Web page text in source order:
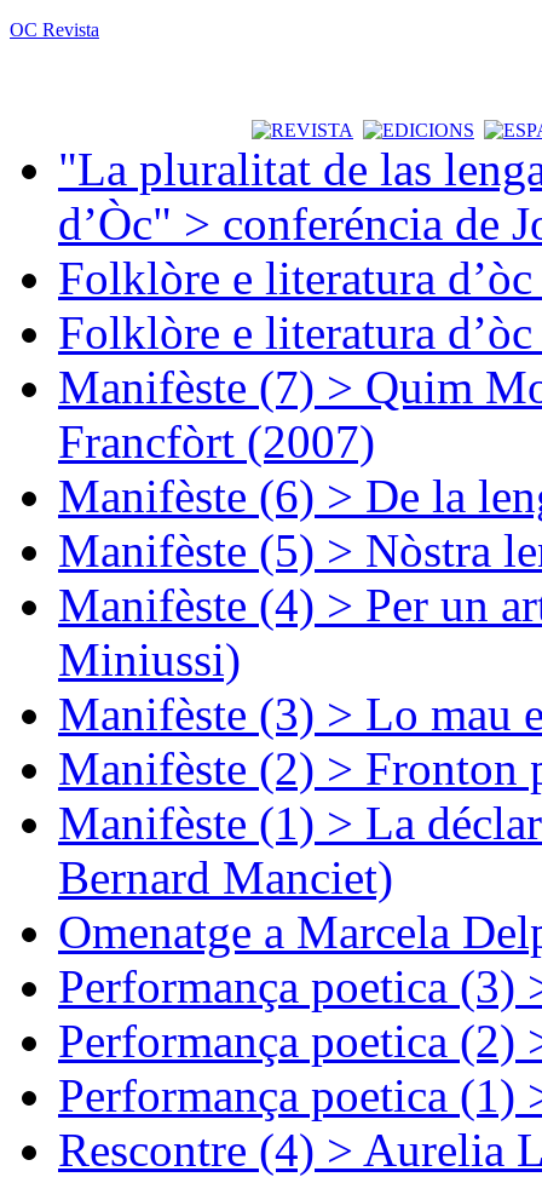
OC Revista
"La pluralitat de las
d’Òc" > conferéncia de
Folklòre e literatura
Folklòre e literatura
Manifèste (7) > Quim
Francfòrt (2007)
Manifèste (6) > De la
Manifèste (5) > Nòstra
Manifèste (4) > Per un
Miniussi)
Manifèste (3) > Lo mau
Manifèste (2) > Fronton
Manifèste (1) > La
Bernard Manciet)
Omenatge a Marcela
Performança poetica (3)
Performança poetica (2)
Performança poetica (1)
Rescontre (4) > Aurelia